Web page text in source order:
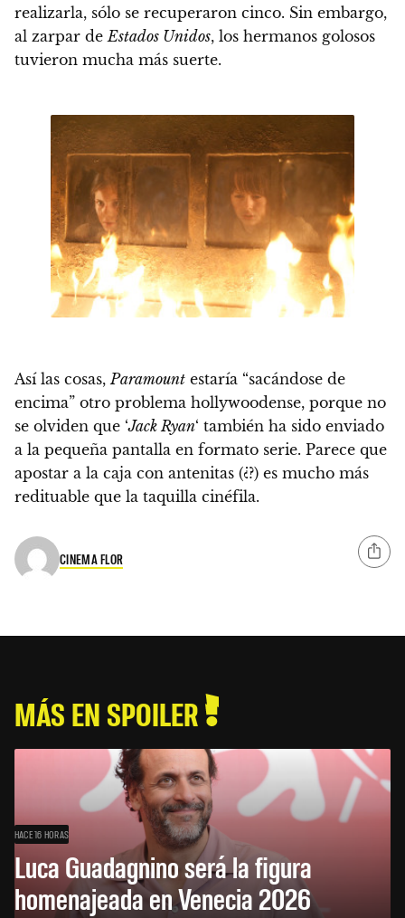
realizarla, sólo se recuperaron cinco. Sin embargo,
al zarpar deEstados Unidos, los hermanos golosos
tuvieron mucha más suerte.
Así las cosas,Paramount estaría “sacándose de
encima” otro problema hollywoodense, porque no
se olviden que ‘Jack Ryan‘ también ha sido enviado
a la pequeña pantalla en formato serie. Parece que
apostar a la caja con antenitas (¿?) es mucho más
redituable que la taquilla cinéfila.
CINEMA FLOR
MÁS EN SPOILER
HACE 16 HORAS
Luca Guadagnino será la figura
homenajeada en Venecia 2026